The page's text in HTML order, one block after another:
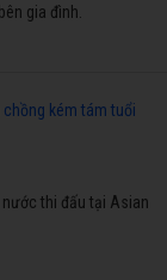
gia đình.
kém tám tuổi
nước thi đấu tại Asian